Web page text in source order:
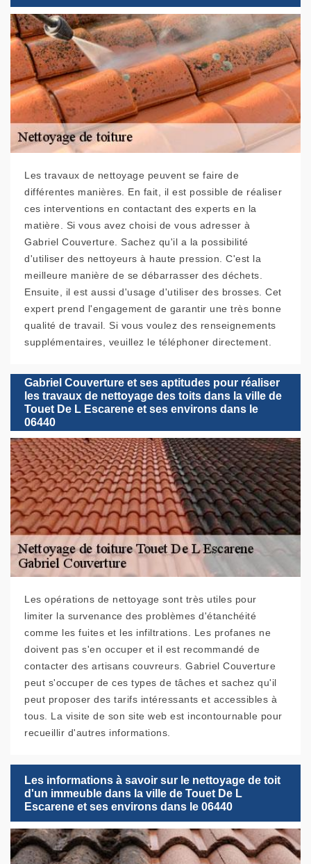
Les travaux de nettoyage peuvent se faire de
différentes manières. En fait, il est possible de réaliser
ces interventions en contactant des experts en la
matière. Si vous avez choisi de vous adresser à
Gabriel Couverture. Sachez qu'il a la possibilité
d'utiliser des nettoyeurs à haute pression. C'est la
meilleure manière de se débarrasser des déchets.
Ensuite, il est aussi d'usage d'utiliser des brosses. Cet
expert prend l'engagement de garantir une très bonne
qualité de travail. Si vous voulez des renseignements
supplémentaires, veuillez le téléphoner directement.
Gabriel Couverture et ses aptitudes pour réaliser
les travaux de nettoyage des toits dans la ville de
Touet De L Escarene et ses environs dans le
06440
Les opérations de nettoyage sont très utiles pour
limiter la survenance des problèmes d'étanchéité
comme les fuites et les infiltrations. Les profanes ne
doivent pas s'en occuper et il est recommandé de
contacter des artisans couvreurs. Gabriel Couverture
peut s'occuper de ces types de tâches et sachez qu'il
peut proposer des tarifs intéressants et accessibles à
tous. La visite de son site web est incontournable pour
recueillir d'autres informations.
Les informations à savoir sur le nettoyage de toit
d'un immeuble dans la ville de Touet De L
Escarene et ses environs dans le 06440